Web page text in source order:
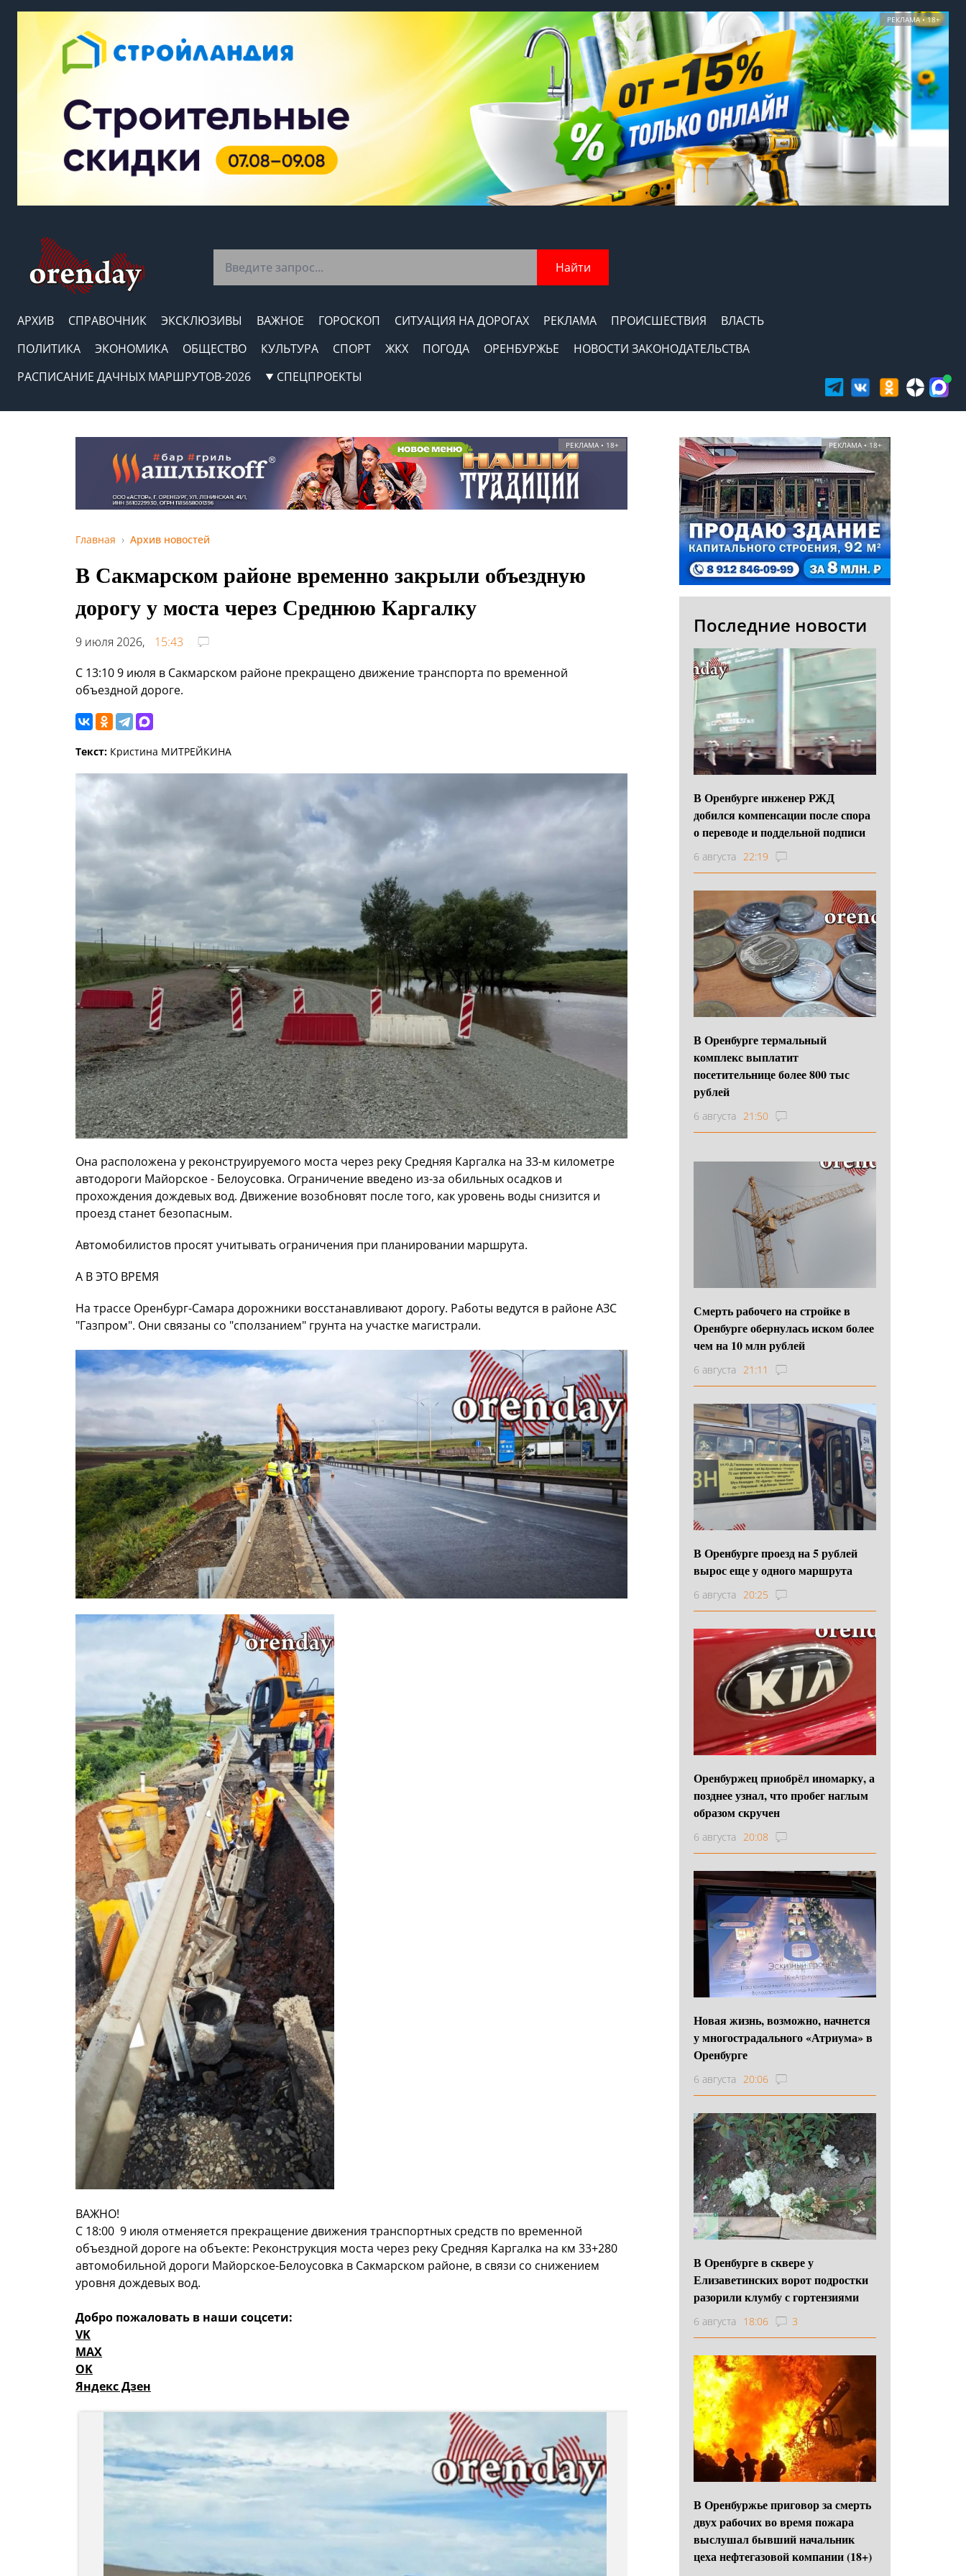
РЕКЛАМА • 18+
Найти
АРХИВ СПРАВОЧНИК ЭКСКЛЮЗИВЫ ВАЖНОЕ ГОРОСКОП СИТУАЦИЯ НА ДОРОГАХ РЕКЛАМА ПРОИСШЕСТВИЯ
ВЛАСТЬ
ПОЛИТИКА
ЭКОНОМИКА ОБЩЕСТВО КУЛЬТУРА СПОРТ ЖКХ ПОГОДА ОРЕНБУРЖЬЕ
НОВОСТИ ЗАКОНОДАТЕЛЬСТВА
РАСПИСАНИЕ ДАЧНЫХ МАРШРУТОВ-2026
СПЕЦПРОЕКТЫ
РЕКЛАМА • 18+
Главная Архив новостей
В Сакмарском районе временно закрыли объездную
дорогу у моста через Среднюю Каргалку
9 июля 2026,
15:43
С 13:10 9 июля в Сакмарском районе прекращено движение транспорта по временной
объездной дороге.
Текст: Кристина МИТРЕЙКИНА
Она расположена у реконструируемого моста через реку Средняя Каргалка на 33-м километре
автодороги Майорское - Белоусовка. Ограничение введено из-за обильных осадков и
прохождения дождевых вод. Движение возобновят после того, как уровень воды снизится и
проезд станет безопасным.
Автомобилистов просят учитывать ограничения при планировании маршрута.
А В ЭТО ВРЕМЯ
На трассе Оренбург-Самара дорожники восстанавливают дорогу. Работы ведутся в районе АЗС
"Газпром". Они связаны со "сползанием" грунта на участке магистрали.
ВАЖНО!
C 18:00 9 июля отменяется прекращение движения транспортных средств по временной
объездной дороге на объекте: Реконструкция моста через реку Средняя Каргалка на км 33+280
автомобильной дороги Майорское-Белоусовка в Сакмарском районе, в связи со снижением
уровня дождевых вод.
Добро пожаловать в наши соцсети:
VK
MAX
OK
Яндекс Дзен
РЕКЛАМА • 18+
Последние новости
В Оренбурге инженер РЖД
добился компенсации после спора
о переводе и поддельной подписи
6 августа 22:19
В Оренбурге термальный
комплекс выплатит
посетительнице более 800 тыс
рублей
6 августа 21:50
Смерть рабочего на стройке в
Оренбурге обернулась иском более
чем на 10 млн рублей
6 августа 21:11
В Оренбурге проезд на 5 рублей
вырос еще у одного маршрута
6 августа 20:25
Оренбуржец приобрёл иномарку, а
позднее узнал, что пробег наглым
образом скручен
6 августа 20:08
Новая жизнь, возможно, начнется
у многострадального «Атриума» в
Оренбурге
6 августа 20:06
В Оренбурге в сквере у
Елизаветинских ворот подростки
разорили клумбу с гортензиями
6 августа 18:06 3
В Оренбуржье приговор за смерть
двух рабочих во время пожара
выслушал бывший начальник
цеха нефтегазовой компании (18+)